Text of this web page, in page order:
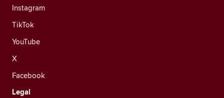
Instagram
TikTok
YouTube
X
Facebook
Legal